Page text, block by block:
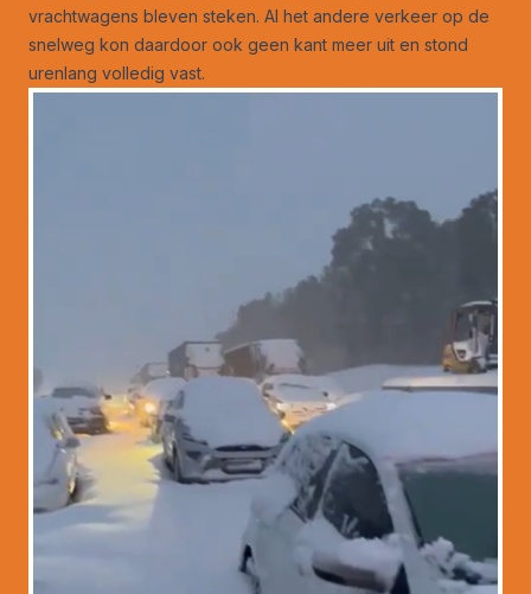
vrachtwagens bleven steken. Al het andere verkeer op de
snelweg kon daardoor ook geen kant meer uit en stond
urenlang volledig vast.